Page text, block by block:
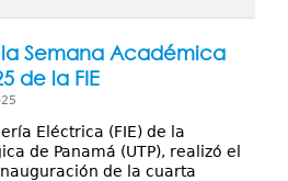
Semana Académica
de la FIE
Eléctrica (FIE) de la
de Panamá (UTP), realizó el
de la cuarta